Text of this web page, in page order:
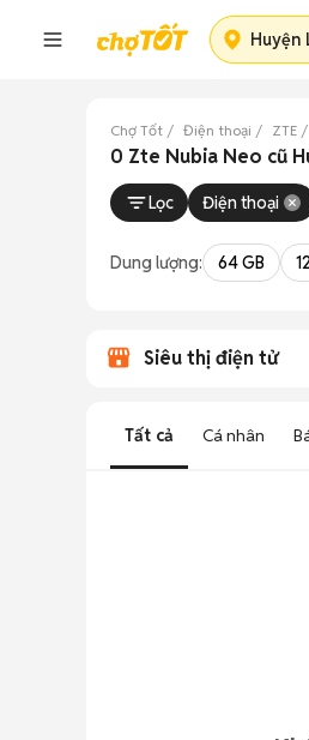
Huyện
Chợ Tốt Điện thoại ZTE
0 Zte Nubia Neo cũ
Lọc Điện thoại
Dung lượng: 64 GB
Siêu thị điện tử
Tất cả Cá nhân